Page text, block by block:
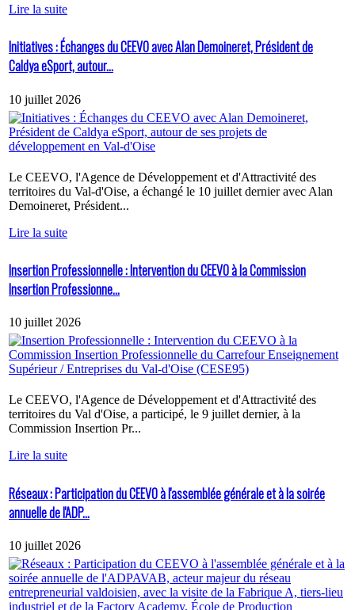
Lire la suite
Initiatives : Échanges du CEEVO avec Alan Demoineret, Président de
Caldya eSport, autour...
10 juillet 2026
Le CEEVO, l'Agence de Développement et d'Attractivité des
territoires du Val-d'Oise, a échangé le 10 juillet dernier avec Alan
Demoineret, Président...
Lire la suite
Insertion Professionnelle : Intervention du CEEVO à la Commission
Insertion Professionne...
10 juillet 2026
Le CEEVO, l'Agence de Développement et d'Attractivité des
territoires du Val d'Oise, a participé, le 9 juillet dernier, à la
Commission Insertion Pr...
Lire la suite
Réseaux : Participation du CEEVO à l'assemblée générale et à la soirée
annuelle de l'ADP...
10 juillet 2026